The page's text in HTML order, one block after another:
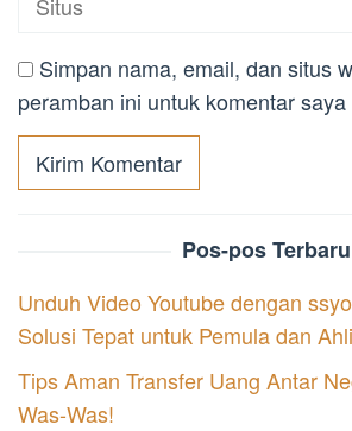
Simpan nama, email, dan situs
peramban ini untuk komentar
Pos-pos Terbaru
Unduh Video Youtube dengan
Solusi Tepat untuk Pemula dan Ahli
Tips Aman Transfer Uang Antar
Was-Was!